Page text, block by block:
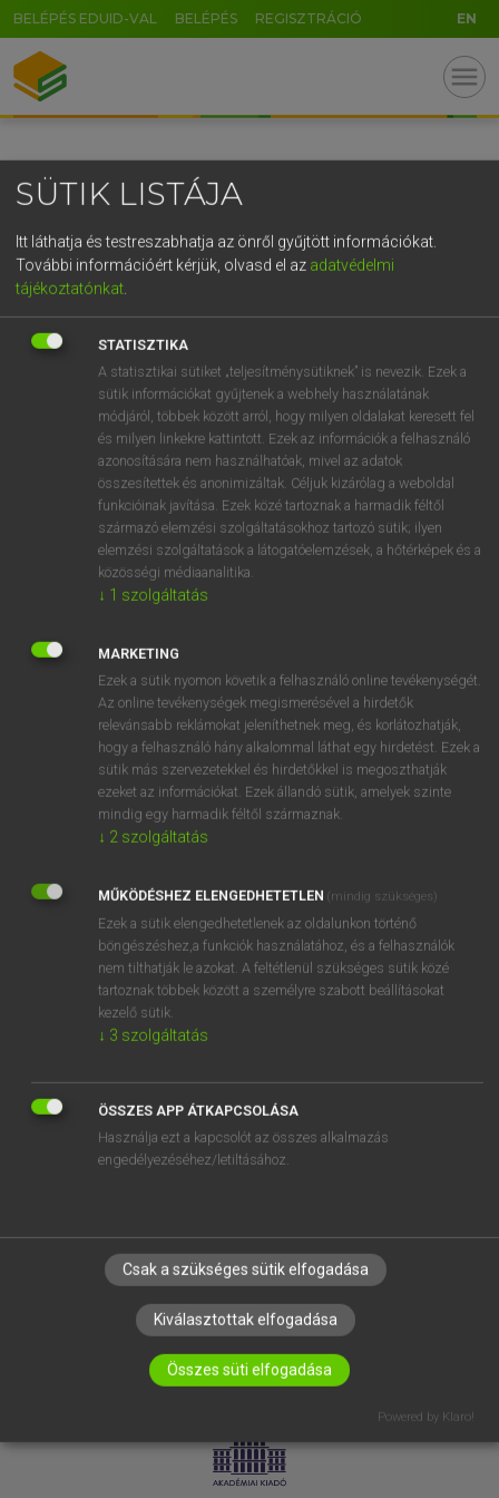
BELÉPÉS EDUID-VAL BELÉPÉS REGISZTRÁCIÓ EN
menu
OOOOPS!
SZOTAR.NET APPLIKÁCIÓ
MICROSOFT OFFICE BŐVÍTMÉNY
BEÉPÜLŐ SZÓTÁRMODUL
ONLINE NYELVVIZSGA
EGYÉNI FELHASZNÁLÓKNAK
TANULÓKNAK
OKTATÁSI INTÉZMÉNYEKNEK
VÁLLALATI MEGOLDÁSOK
RÓLUNK
ELÉRHETŐSÉG
SÜTI BEÁLLÍTÁSOK
LICENCSZERZŐDÉS ADATVÉDELEM
SÜTIK LISTÁJA
Itt láthatja és testreszabhatja az önről gyűjtött információkat.
További információért kérjük, olvasd el az adatvédelmi
tájékoztatónkat
STATISZTIKA
A statisztikai sütiket „teljesítménysütiknek” is nevezik. Ezek a
sütik információkat gyűjtenek a webhely használatának
módjáról, többek között arról, hogy milyen oldalakat keresett fel
és milyen linkekre kattintott. Ezek az információk a felhasználó
azonosítására nem használhatóak, mivel az adatok
összesítettek és anonimizáltak. Céljuk kizárólag a weboldal
funkcióinak javítása. Ezek közé tartoznak a harmadik féltől
származó elemzési szolgáltatásokhoz tartozó sütik; ilyen
elemzési szolgáltatások a látogatóelemzések, a hőtérképek és a
közösségi médiaanalitika.
↓ 1 szolgáltatás
MARKETING
Ezek a sütik nyomon követik a felhasználó online tevékenységét.
Az online tevékenységek megismerésével a hirdetők
relevánsabb reklámokat jeleníthetnek meg, és korlátozhatják,
hogy a felhasználó hány alkalommal láthat egy hirdetést. Ezek a
sütik más szervezetekkel és hirdetőkkel is megoszthatják
ezeket az információkat. Ezek állandó sütik, amelyek szinte
mindig egy harmadik féltől származnak.
↓ 2 szolgáltatás
MŰKÖDÉSHEZ ELENGEDHETETLEN (mindig szükséges)
Ezek a sütik elengedhetetlenek az oldalunkon történő
böngészéshez,a funkciók használatához, és a felhasználók
nem tilthatják le azokat. A feltétlenül szükséges sütik közé
tartoznak többek között a személyre szabott beállításokat
kezelő sütik.
↓ 3 szolgáltatás
ÖSSZES APP ÁTKAPCSOLÁSA
Használja ezt a kapcsolót az összes alkalmazás
engedélyezéséhez/letiltásához.
Csak a szükséges sütik elfogadása
Kiválasztottak elfogadása
Összes süti elfogadása
Powered by Klaro!
GR
5
g h k l
v b n m , . - AltGr